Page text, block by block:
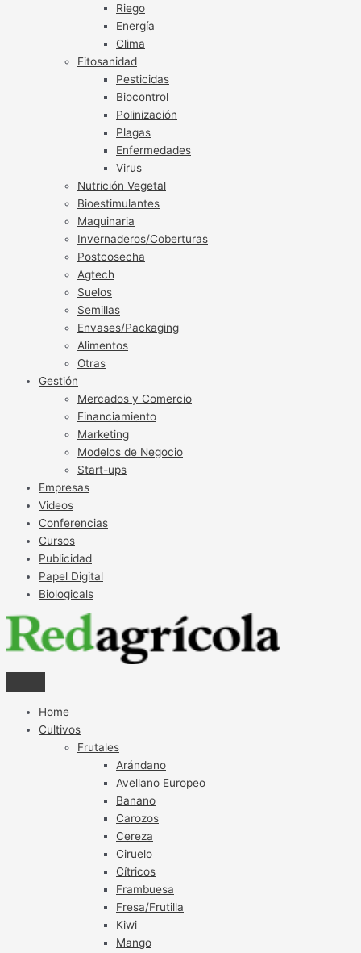
Riego
Energía
Clima
Fitosanidad
Pesticidas
Biocontrol
Polinización
Plagas
Enfermedades
Virus
Nutrición Vegetal
Bioestimulantes
Maquinaria
Invernaderos/Coberturas
Postcosecha
Agtech
Suelos
Semillas
Envases/Packaging
Alimentos
Otras
Gestión
Mercados y Comercio
Financiamiento
Marketing
Modelos de Negocio
Start-ups
Empresas
Videos
Conferencias
Cursos
Publicidad
Papel Digital
Biologicals
Home
Cultivos
Frutales
Arándano
Avellano Europeo
Banano
Carozos
Cereza
Ciruelo
Cítricos
Frambuesa
Fresa/Frutilla
Kiwi
Mango